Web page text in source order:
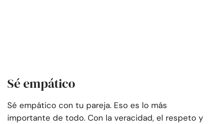
Sé empático
Sé empático con tu pareja. Eso es lo más
importante de todo. Con la veracidad, el respeto y